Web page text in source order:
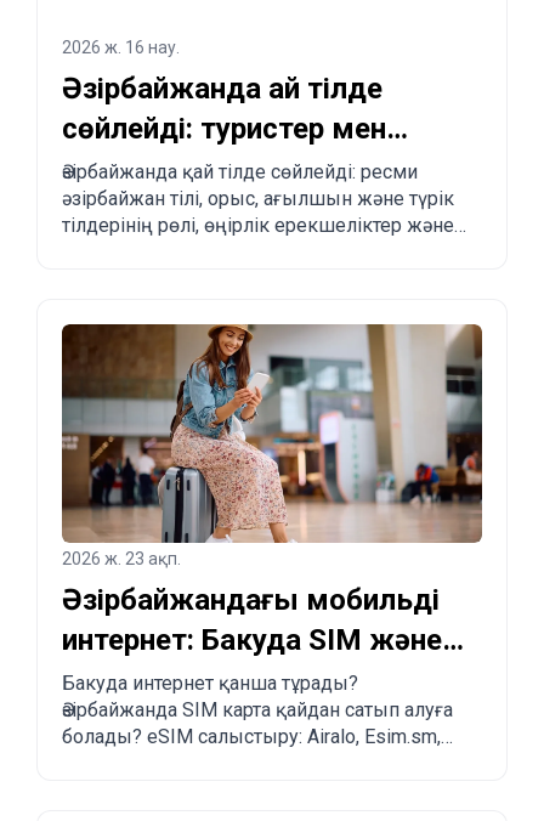
2026 ж. 16 нау.
Әзірбайжанда қай тілде
сөйлейді: туристер мен
көшуді жоспарлағандар
үшін толық түсіндірме
Әзірбайжанда қай тілде сөйлейді: ресми
әзірбайжан тілі, орыс, ағылшын және түрік
тілдерінің рөлі, өңірлік ерекшеліктер және
2026 ж. 23 ақп.
Әзірбайжандағы мобильді
интернет: Бакуда SIM және
eSIM қалай сатып алуға
болады?
Бакуда интернет қанша тұрады?
Әзірбайжанда SIM карта қайдан сатып алуға
болады? eSIM салыстыру: Airalo, Esim.sm,